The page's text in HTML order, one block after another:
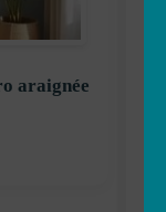
araignée